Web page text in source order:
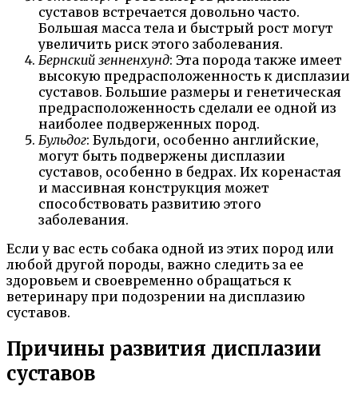
суставов встречается довольно часто.
Большая масса тела и быстрый рост могут
увеличить риск этого заболевания.
Бернский зенненхунд: Эта порода также имеет
высокую предрасположенность к дисплазии
суставов. Большие размеры и генетическая
предрасположенность сделали ее одной из
наиболее подверженных пород.
Бульдог: Бульдоги, особенно английские,
могут быть подвержены дисплазии
суставов, особенно в бедрах. Их коренастая
и массивная конструкция может
способствовать развитию этого
заболевания.
Если у вас есть собака одной из этих пород или
любой другой породы, важно следить за ее
здоровьем и своевременно обращаться к
ветеринару при подозрении на дисплазию
суставов.
Причины развития дисплазии
суставов